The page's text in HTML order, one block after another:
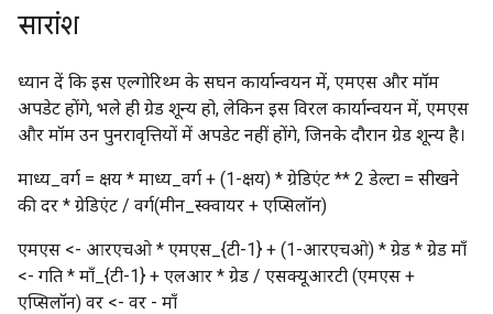
सारांश
ध्यान दें कि इस एल्गोरिथ्म के सघन कार्यान्वयन में, एमएस और मॉम
अपडेट होंगे, भले ही ग्रेड शून्य हो, लेकिन इस विरल कार्यान्वयन में, एमएस
और मॉम उन पुनरावृत्तियों में अपडेट नहीं होंगे, जिनके दौरान ग्रेड शून्य है।
माध्य_वर्ग = क्षय * माध्य_वर्ग + (1-क्षय) * ग्रेडिएंट ** 2 डेल्टा = सीखने
की दर * ग्रेडिएंट / वर्ग(मीन_स्क्वायर + एप्सिलॉन)
एमएस <- आरएचओ * एमएस_{टी-1} + (1-आरएचओ) * ग्रेड * ग्रेड माँ
<- गति * माँ_{टी-1} + एलआर * ग्रेड / एसक्यूआरटी (एमएस +
एप्सिलॉन) वर <- वर - माँ